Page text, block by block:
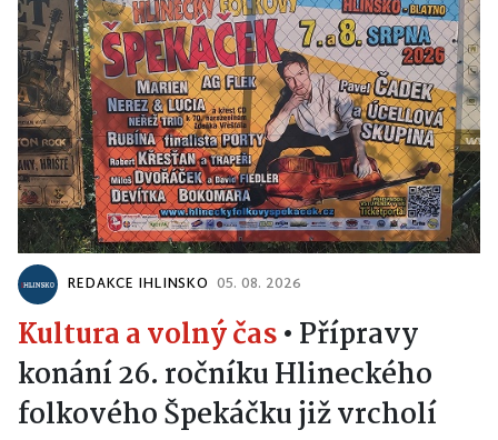
REDAKCE IHLINSKO 05. 08. 2026
Kultura a volný čas• Přípravy
konání 26. ročníku Hlineckého
folkového Špekáčku již vrcholí